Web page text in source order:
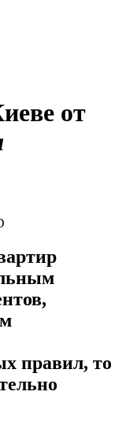
от
правил, то